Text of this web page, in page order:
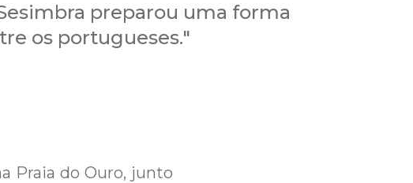
preparou uma forma
os portugueses."
Praia do Ouro, junto